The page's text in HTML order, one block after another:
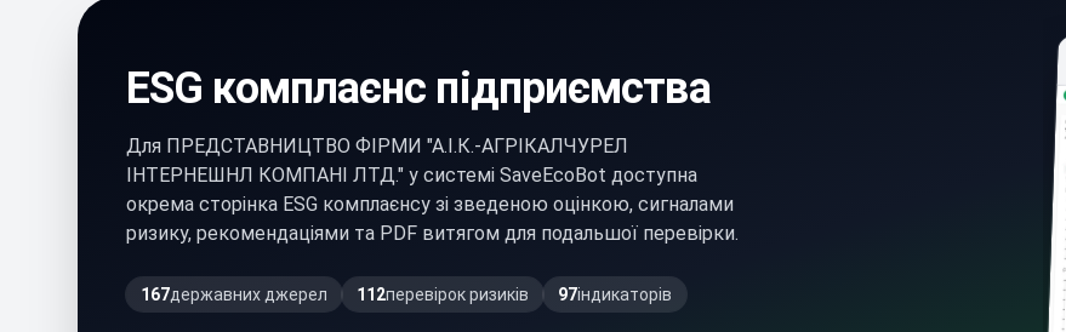
ESG комплаєнс підприємства
Для ПРЕДСТАВНИЦТВО ФІРМИ "А.І.К.-АГРІКАЛЧУРЕЛ
ІНТЕРНЕШНЛ КОМПАНІ ЛТД." у системі SaveEcoBot доступна
окрема сторінка ESG комплаєнсу зі зведеною оцінкою, сигналами
ризику, рекомендаціями та PDF витягом для подальшої перевірки.
167державних джерел 112перевірок ризиків 97індикаторів